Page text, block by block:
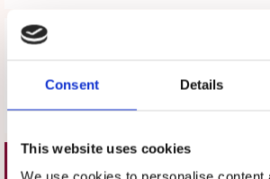
Consent Details
This website uses cookies